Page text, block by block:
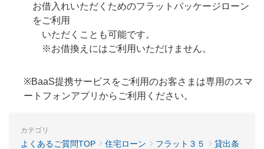
お借入れいただくためのフラットパッケージローン
をご利用
いただくことも可能です。
※お借換えにはご利用いただけません。
※BaaS提携サービスをご利用のお客さまは専用のスマ
ートフォンアプリからご利用ください。
カテゴリ
よくあるご質問TOP 住宅ローン フラット３５
貸出条